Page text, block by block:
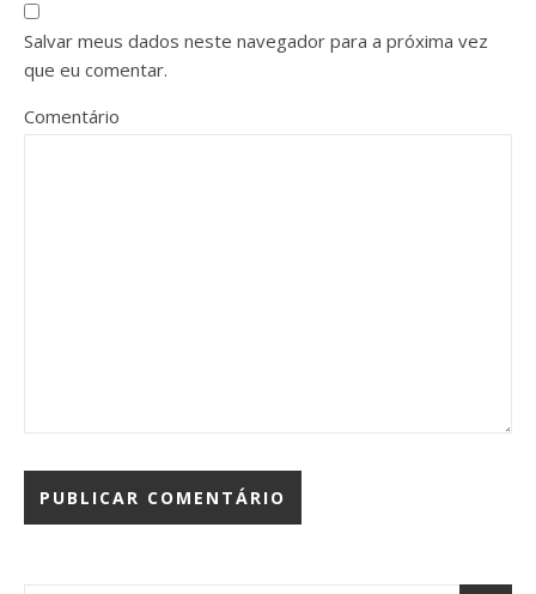
Salvar meus dados neste navegador para a próxima vez
que eu comentar.
Comentário